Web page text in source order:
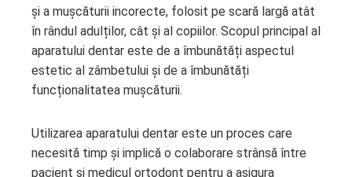
și a mușcăturii incorecte, folosit pe scară largă atât
în rândul adulților, cât și al copiilor. Scopul principal al
aparatului dentar este de a îmbunătăți aspectul
estetic al zâmbetului și de a îmbunătăți
funcționalitatea mușcăturii.
Utilizarea aparatului dentar este un proces care
necesită timp și implică o colaborare strânsă între
pacient și medicul ortodont pentru a asigura